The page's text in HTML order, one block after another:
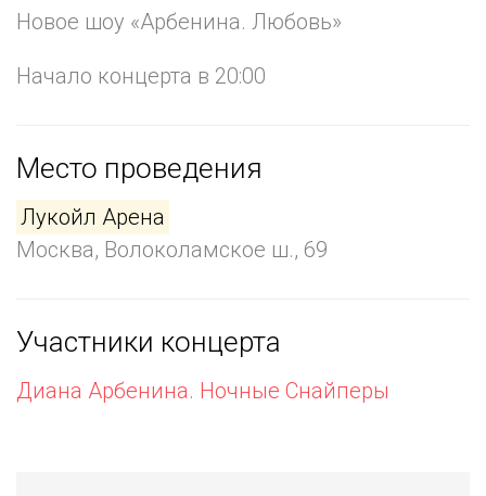
Новое шоу «Арбенина. Любовь»
Начало концерта в 20:00
Место проведения
Лукойл Арена
Москва, Волоколамское ш., 69
Участники концерта
Диана Арбенина. Ночные Снайперы